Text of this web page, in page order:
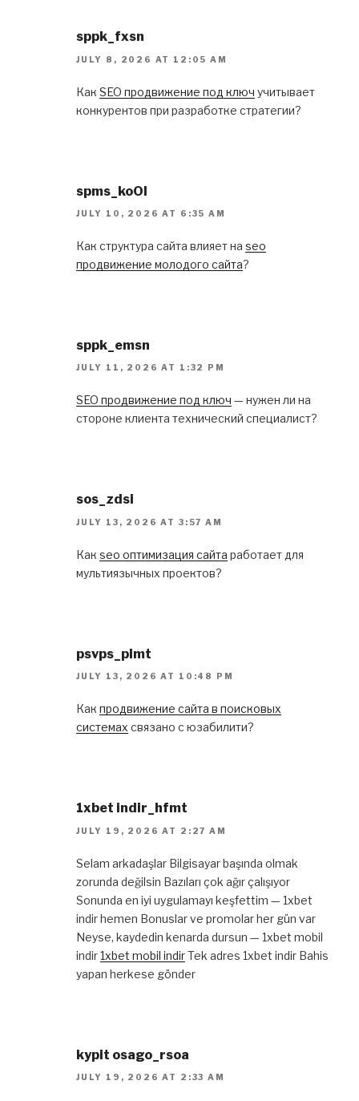
sppk_fxsn
JULY 8, 2026 AT 12:05 AM
Как SEO продвижение под ключ учитывает
конкурентов при разработке стратегии?
spms_koOl
JULY 10, 2026 AT 6:35 AM
Как структура сайта влияет на seo
продвижение молодого сайта?
sppk_emsn
JULY 11, 2026 AT 1:32 PM
SEO продвижение под ключ — нужен ли на
стороне клиента технический специалист?
sos_zdsi
JULY 13, 2026 AT 3:57 AM
Как seo оптимизация сайта работает для
мультиязычных проектов?
psvps_plmt
JULY 13, 2026 AT 10:48 PM
Как продвижение сайта в поисковых
системах связано с юзабилити?
1xbet indir_hfmt
JULY 19, 2026 AT 2:27 AM
Selam arkadaşlar Bilgisayar başında olmak
zorunda değilsin Bazıları çok ağır çalışıyor
Sonunda en iyi uygulamayı keşfettim — 1xbet
indir hemen Bonuslar ve promolar her gün var
Neyse, kaydedin kenarda dursun — 1xbet mobil
indir1xbet mobil indirTek adres 1xbet indir Bahis
yapan herkese gönder
kypit osago_rsoa
JULY 19, 2026 AT 2:33 AM